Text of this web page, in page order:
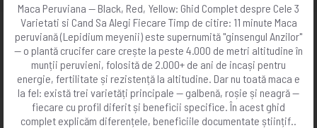
Maca Peruviana — Black, Red, Yellow: Ghid Complet despre Cele 3
Varietati si Cand Sa Alegi Fiecare Timp de citire: 11 minute Maca
peruviană (Lepidium meyenii) este supernumită "ginsengul Anzilor"
— o plantă crucifer care crește la peste 4.000 de metri altitudine în
munții peruvieni, folosită de 2.000+ de ani de incași pentru
energie, fertilitate și rezistență la altitudine. Dar nu toată maca e
la fel: există trei varietăți principale — galbenă, roșie și neagră —
fiecare cu profil diferit și beneficii specifice. În acest ghid
complet explicăm diferențele, beneficiile documentate științif..